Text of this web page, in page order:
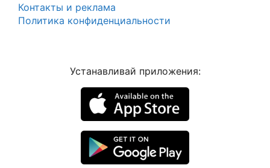
Контакты и реклама
Политика конфиденциальности
Устанавливай приложения: